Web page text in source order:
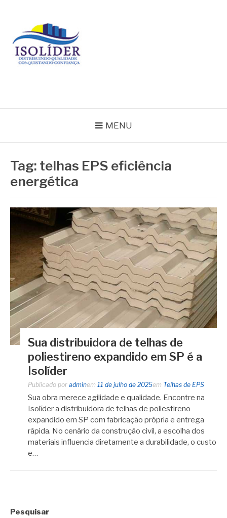
conteúdo
MENU
Tag: telhas EPS eficiência
energética
Sua distribuidora de telhas de
poliestireno expandido em SP é a
Isolíder
Publicado por adminem 11 de julho de 2025em Telhas de EPS
Sua obra merece agilidade e qualidade. Encontre na
Isolíder a distribuidora de telhas de poliestireno
expandido em SP com fabricação própria e entrega
rápida. No cenário da construção civil, a escolha dos
materiais influencia diretamente a durabilidade, o custo
e…
Pesquisar